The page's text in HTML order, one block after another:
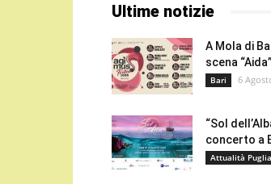
Ultime notizie
A Mola di
scena “Aida”
Bari 6
“Sol
concerto a
Attualità Puglia